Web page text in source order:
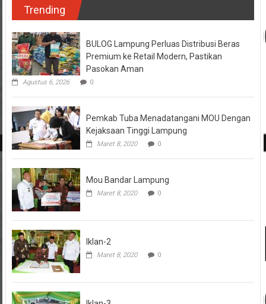
Trending
BULOG Lampung Perluas Distribusi Beras
Premium ke Retail Modern, Pastikan
Pasokan Aman
Agustus 6, 2026 0
Pemkab Tuba Menadatangani MOU Dengan
Kejaksaan Tinggi Lampung
Maret 8, 2020 0
Mou Bandar Lampung
Maret 8, 2020 0
Iklan-2
Maret 8, 2020 0